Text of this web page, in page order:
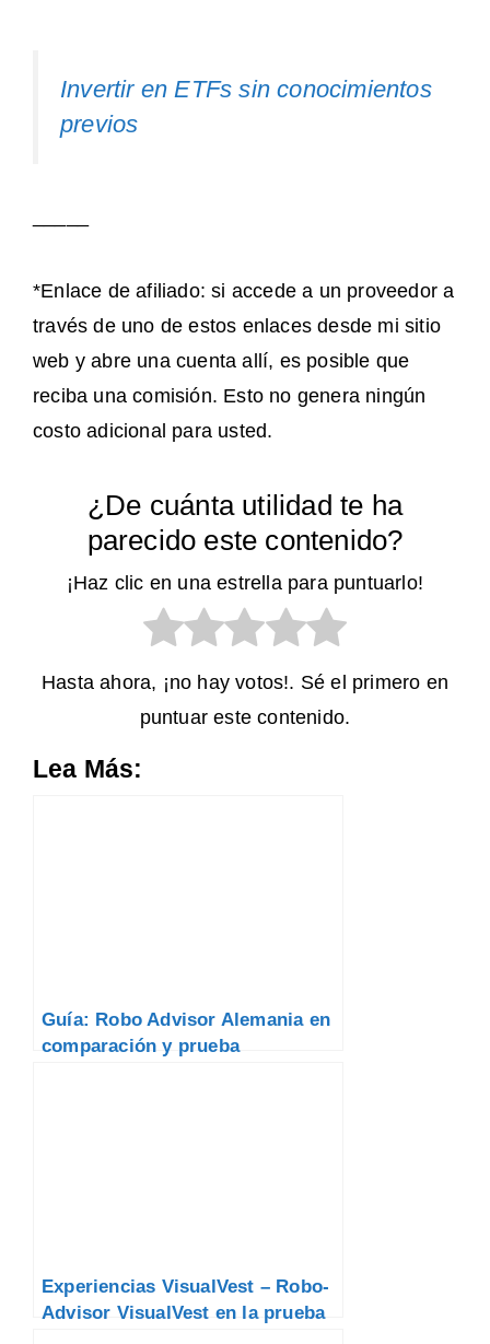
Invertir en ETFs sin conocimientos
previos
*Enlace de afiliado: si accede a un proveedor a
través de uno de estos enlaces desde mi sitio
web y abre una cuenta allí, es posible que
reciba una comisión. Esto no genera ningún
costo adicional para usted.
¿De cuánta utilidad te ha
parecido este contenido?
¡Haz clic en una estrella para puntuarlo!
Hasta ahora, ¡no hay votos!. Sé el primero en
puntuar este contenido.
Lea Más:
Guía: Robo Advisor Alemania en
comparación y prueba
Experiencias VisualVest – Robo-
Advisor VisualVest en la prueba